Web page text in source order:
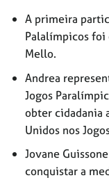
A primeira
Palalímpicos foi
Mello.
Andrea
Jogos
obter cidadania
Unidos nos
Jovane
conquistar a